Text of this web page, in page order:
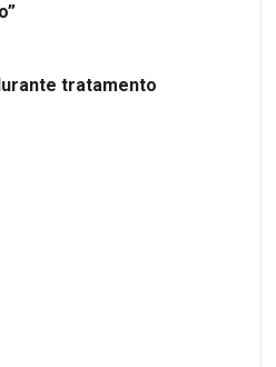
tratamento